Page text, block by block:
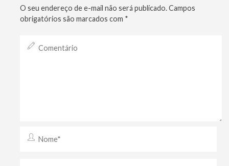
O seu endereço de e-mail não será publicado.Campos
obrigatórios são marcados com *